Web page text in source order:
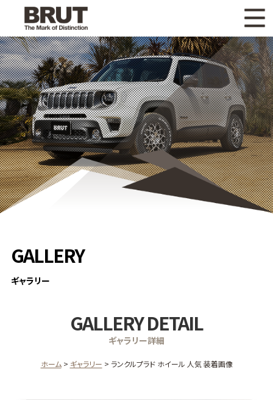
WHAT'S NEW ニュース
WHEEL LINEUP ホイールラインナップ
OTHER PRODUCT 関連製品
GALLERY ギャラリー
CATALOG カタログ請求
PRIVACY POLICY 個人情報保護方針
GALLERY
ギャラリー
GALLERY DETAIL
ギャラリー詳細
ホーム ギャラリー ランクルプラド ホイール 人気 装着画像